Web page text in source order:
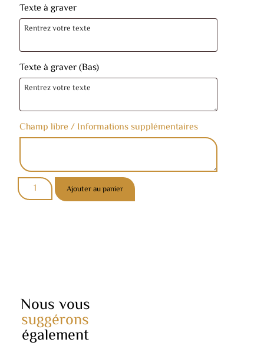
Texte à graver
Texte à graver (Bas)
Champ libre / Informations supplémentaires
Ajouter au panier
Nous vous
suggérons
également